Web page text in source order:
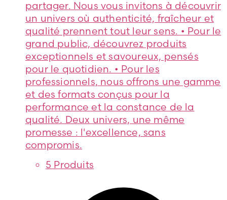
partager. Nous vous invitons à découvrir
un univers où authenticité, fraîcheur et
qualité prennent tout leur sens. • Pour le
grand public, découvrez produits
exceptionnels et savoureux, pensés
pour le quotidien. • Pour les
professionnels, nous offrons une gamme
et des formats conçus pour la
performance et la constance de la
qualité. Deux univers, une même
promesse : l'excellence, sans
compromis.
5 Produits